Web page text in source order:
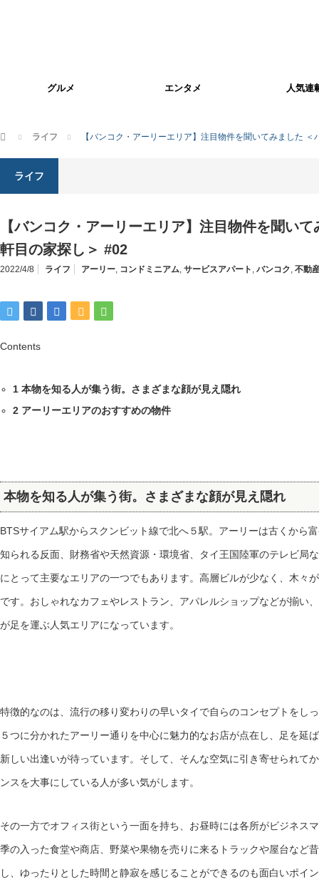
グルメ エンタメ 人気連
ホーム ライフ 【バンコク・アーリーエリア】注目物件を聞いてみました
ライフ
【バンコク・アーリーエリア】注目物件を聞い
軒目の家探し＞ #02
2022/4/8 ライフ アーリー, コンドミニアム, サービスアパート , バンコク, 不動
Contents
1 本物を知る人が集う街。さまざまな顔が見え隠れ
2 アーリーエリアのおすすめの物件
本物を知る人が集う街。さまざまな顔が見え隠れ
BTSサイアム駅からスクンビット線で北へ５駅。アーリーは古くから
知られる反面、財務省や天然資源・環境省、タイ王国陸軍のテレビ局
にとって主要なエリアの一つでもあります。高層ビルが少なく、木々
です。おしゃれなカフェやレストラン、アパレルショップなどが揃い
が足を運ぶ人気エリアになっています。
特徴的なのは、流行の移り変わりの早いタイで自らのコンセプトをし
５つに分かれたアーリー通りを中心に魅力的なお店が点在し、足を延
新しい出逢いが待っています。そして、そんな空気に引き寄せられて
ンスを大事にしている人が多い気がします。
その一方でオフィス街という一面を持ち、お昼時には各所がビジネス
季の入った食堂や商店、野菜や果物を売りに来るトラックや屋台など
し、ゆったりとした時間と静寂を感じることができるのも面白いポイ